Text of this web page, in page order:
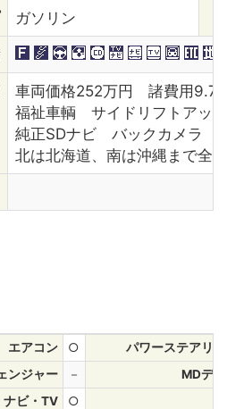
ガソリン
車両価格252万円 諸費用
福祉車輌 サイドリフトアッ
純正SDナビ バックカメラ
北は北海道、南は沖縄まで全
エアコン ○
パワーステアリ
ンジャー －
MDデ
ナビ・TV ○